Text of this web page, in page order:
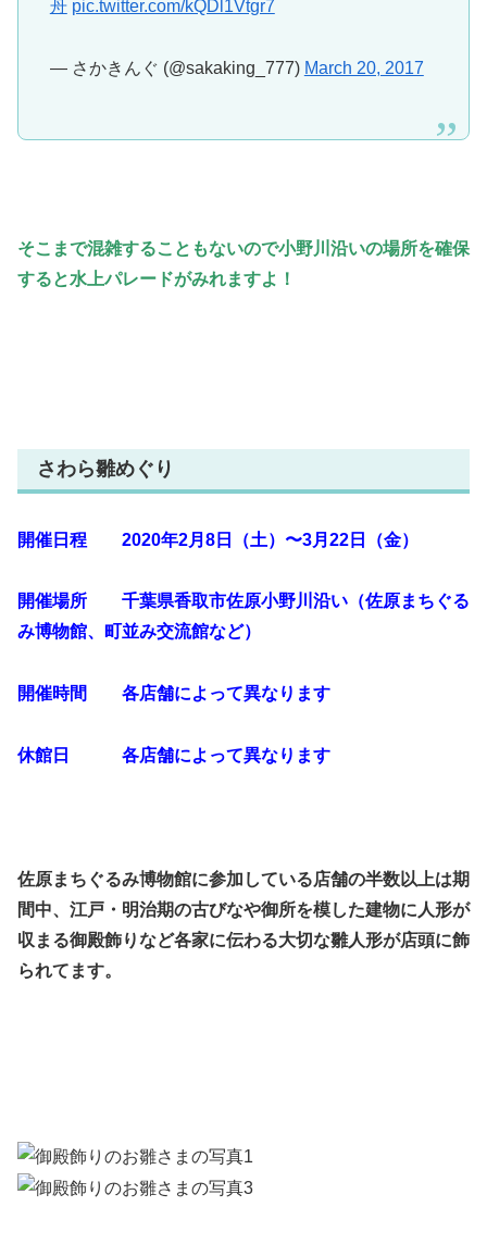
舟 pic.twitter.com/kQDl1Vtgr7
— さかきんぐ (@sakaking_777) March 20, 2017
そこまで混雑することもないので小野川沿いの場所を確保
すると水上パレードがみれますよ！
さわら雛めぐり
開催日程 2020年2月8日（土）〜3月22日（金）
開催場所 千葉県香取市佐原小野川沿い（佐原まちぐる
み博物館、町並み交流館など）
開催時間 各店舗によって異なります
休館日 各店舗によって異なります
佐原まちぐるみ博物館に参加している店舗の半数以上は期
間中、江戸・明治期の古びなや御所を模した建物に人形が
収まる御殿飾りなど各家に伝わる大切な雛人形が店頭に飾
られてます。